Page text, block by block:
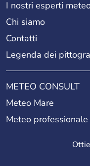
I nostri esperti
Chi siamo
Contatti
Legenda dei
METEO CONSULT
Meteo Mare
Meteo professionale